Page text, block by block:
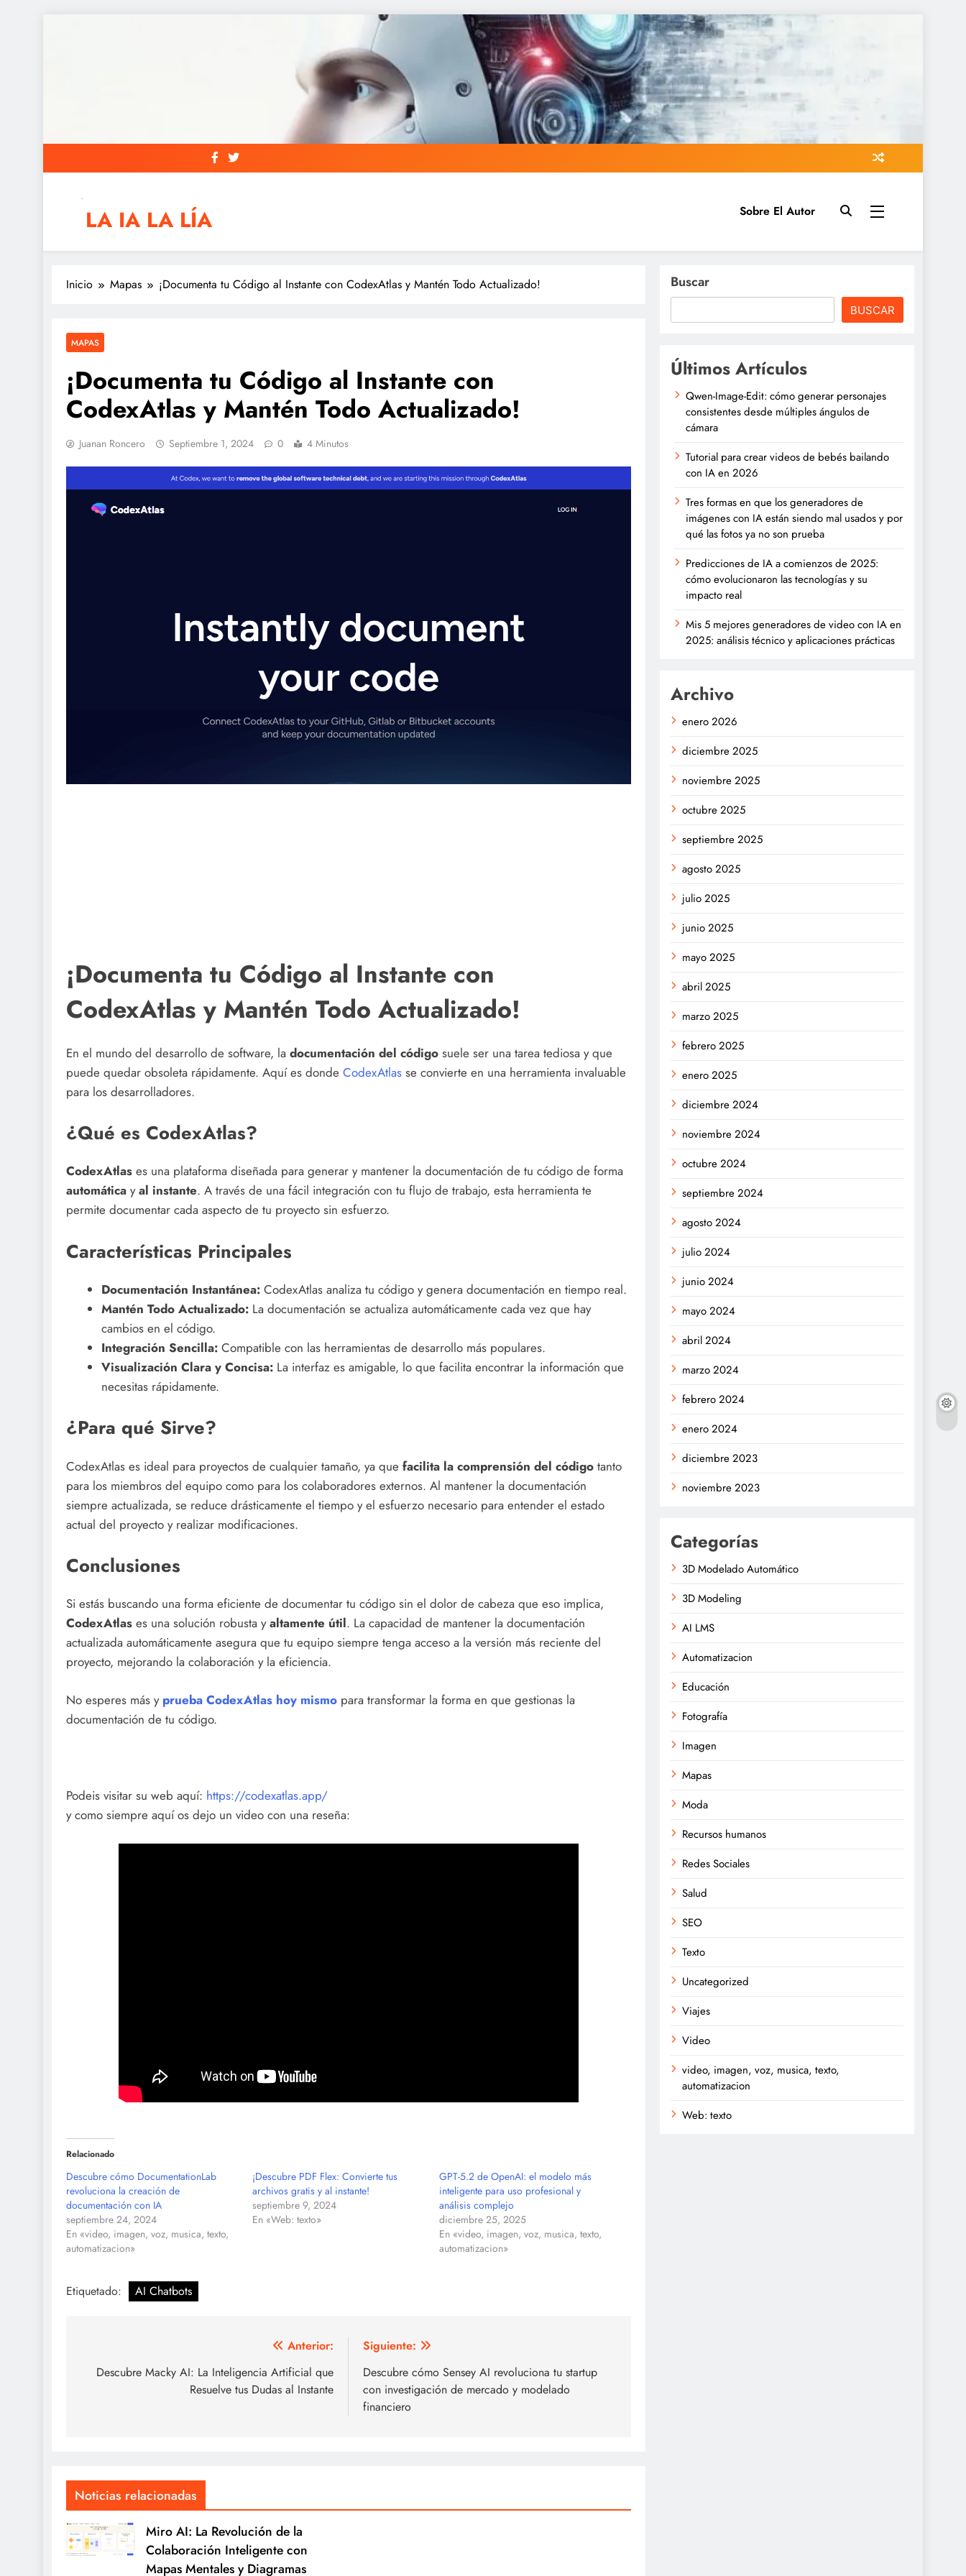
LA IA LA LÍA
IAs AIs, Automation y otras siglas raras
Sobre El Autor
Inicio Mapas ¡Documenta tu Código al Instante con CodexAtlas y Mantén Todo Actualizado!
MAPAS
¡Documenta tu Código al Instante con
CodexAtlas y Mantén Todo Actualizado!
Juanan Roncero Septiembre 1, 2024 0 4 Minutos
¡Documenta tu Código al Instante con
CodexAtlas y Mantén Todo Actualizado!
En el mundo del desarrollo de software, la documentación del código suele ser una tarea tediosa y que
puede quedar obsoleta rápidamente. Aquí es donde CodexAtlas se convierte en una herramienta invaluable
para los desarrolladores.
¿Qué es CodexAtlas?
CodexAtlas es una plataforma diseñada para generar y mantener la documentación de tu código de forma
automática yal instante. A través de una fácil integración con tu flujo de trabajo, esta herramienta te
permite documentar cada aspecto de tu proyecto sin esfuerzo.
Características Principales
Documentación Instantánea:CodexAtlas analiza tu código y genera documentación en tiempo real.
Mantén Todo Actualizado:La documentación se actualiza automáticamente cada vez que hay
cambios en el código.
Integración Sencilla:Compatible con las herramientas de desarrollo más populares.
Visualización Clara y Concisa:La interfaz es amigable, lo que facilita encontrar la información que
necesitas rápidamente.
¿Para qué Sirve?
CodexAtlas es ideal para proyectos de cualquier tamaño, ya que facilita la comprensión del código tanto
para los miembros del equipo como para los colaboradores externos. Al mantener la documentación
siempre actualizada, se reduce drásticamente el tiempo y el esfuerzo necesario para entender el estado
actual del proyecto y realizar modificaciones.
Conclusiones
Si estás buscando una forma eficiente de documentar tu código sin el dolor de cabeza que eso implica,
CodexAtlas es una solución robusta yaltamente útil. La capacidad de mantener la documentación
actualizada automáticamente asegura que tu equipo siempre tenga acceso a la versión más reciente del
proyecto, mejorando la colaboración y la eficiencia.
No esperes más y prueba CodexAtlas hoy mismo para transformar la forma en que gestionas la
documentación de tu código.
Podeis visitar su web aquí: https://codexatlas.app/
y como siempre aquí os dejo un video con una reseña:
Relacionado
Descubre cómo DocumentationLab
revoluciona la creación de
documentación con IA
septiembre 24, 2024
En «video, imagen, voz, musica, texto,
automatizacion»
¡Descubre PDF Flex: Convierte tus
archivos gratis y al instante!
septiembre 9, 2024
En «Web: texto»
GPT-5.2 de OpenAI: el modelo más
inteligente para uso profesional y
análisis complejo
diciembre 25, 2025
En «video, imagen, voz, musica, texto,
automatizacion»
Etiquetado: AI Chatbots
de
Anterior:
Descubre Macky AI: La Inteligencia Artificial que
Resuelve tus Dudas al Instante
Siguiente:
Descubre cómo Sensey AI revoluciona tu startup
con investigación de mercado y modelado
financiero
Noticias relacionadas
Miro AI: La Revolución de la
Colaboración Inteligente con
Mapas Mentales y Diagramas
Buscar
BUSCAR
Últimos Artículos
Qwen-Image-Edit: cómo generar personajes
consistentes desde múltiples ángulos de
cámara
Tutorial para crear videos de bebés bailando
con IA en 2026
Tres formas en que los generadores de
imágenes con IA están siendo mal usados y por
qué las fotos ya no son prueba
Predicciones de IA a comienzos de 2025:
cómo evolucionaron las tecnologías y su
impacto real
Mis 5 mejores generadores de video con IA en
2025: análisis técnico y aplicaciones prácticas
Archivo
enero 2026
diciembre 2025
noviembre 2025
octubre 2025
septiembre 2025
agosto 2025
julio 2025
junio 2025
mayo 2025
abril 2025
marzo 2025
febrero 2025
enero 2025
diciembre 2024
noviembre 2024
octubre 2024
septiembre 2024
agosto 2024
julio 2024
junio 2024
mayo 2024
abril 2024
marzo 2024
febrero 2024
enero 2024
diciembre 2023
noviembre 2023
Categorías
3D Modelado Automático
3D Modeling
AI LMS
Automatizacion
Educación
Fotografía
Imagen
Mapas
Moda
Recursos humanos
Redes Sociales
Salud
SEO
Texto
Uncategorized
Viajes
Video
video, imagen, voz, musica, texto,
automatizacion
Web: texto